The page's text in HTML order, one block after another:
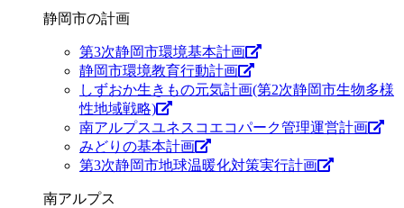
静岡市の計画
第3次静岡市環境基本計画
静岡市環境教育行動計画
しずおか生きもの元気計画(第2次静岡市生物多様
性地域戦略)
南アルプスユネスコエコパーク管理運営計画
みどりの基本計画
第3次静岡市地球温暖化対策実行計画
南アルプス